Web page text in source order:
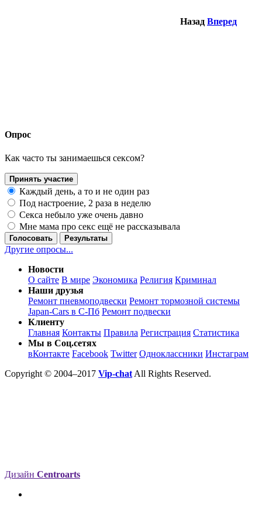
Назад Вперед
Опрос
Как часто ты занимаешься сексом?
Принять участие
Каждый день, а то и не один раз
Под настроение, 2 раза в неделю
Секса небыло уже очень давно
Мне мама про секс ещё не рассказывала
Голосовать Результаты
Другие опросы...
Новости
О сайте В мире Экономика Религия Криминал
Наши друзья
Ремонт пневмоподвески Ремонт тормозной системы
Japan-Cars в С-Пб Ремонт подвески
Клиенту
Главная Контакты Правила Регистрация Статистика
Мы в Соц.сетях
вКонтакте Facebook Twitter Одноклассники Инстаграм
Copyright © 2004–2017 Vip-chat All Rights Reserved.
Дизайн Centroarts